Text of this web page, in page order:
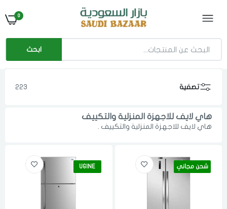
0
ابحث
تصفية 223
هاي لايف للاجهزة المنزلية والتكييف
هاي لايف للاجهزة المنزلية والتكييف .
شحن مجاني UGINE